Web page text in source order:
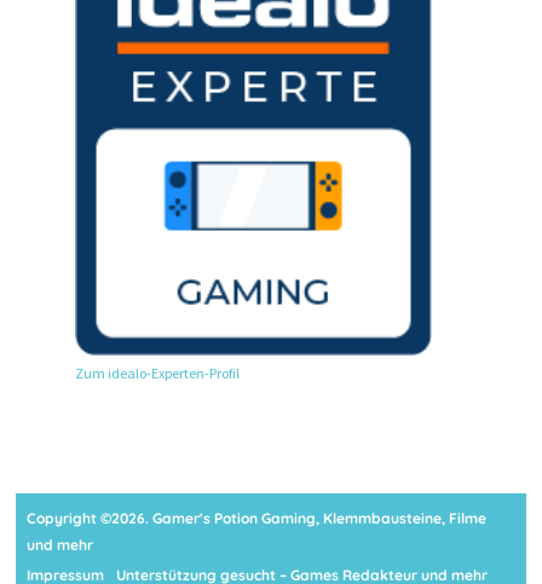
Zum idealo-Experten-Profil
Copyright ©2026. Gamer's Potion Gaming, Klemmbausteine, Filme
und mehr
Impressum
Unterstützung gesucht – Games Redakteur und mehr